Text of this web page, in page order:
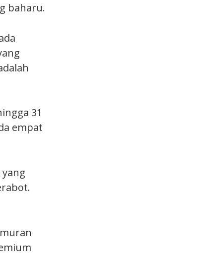
baharu.
31
empat